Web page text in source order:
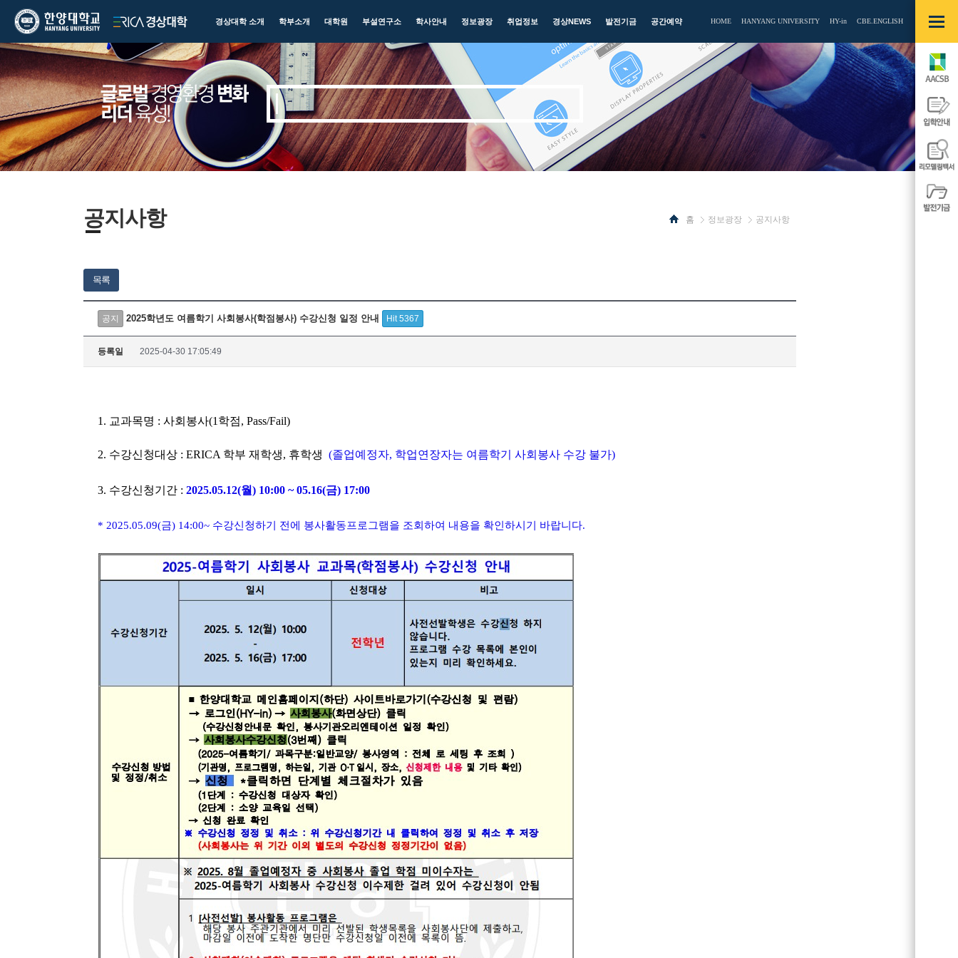
한양대학교
한양대학교
ERICA
경상대학
경상대학 소개 학부소개 대학원 부설연구소 학사안내 정보광장 취업정보 경상NEWS 발전기금 공간예약 HOME HANYANG UNIVERSITY HY-in CBE.ENGLISH
공지사항 홈 정보광장
사이드
공지사항
사이드
목록
공지 2025학년도 여름학기 사회봉사(학점봉사) 수강신청 일정 안내 Hit 5367
등록일 2025-04-30 17:05:49
1. 교과목명 : 사회봉사(1학점, Pass/Fail)
2. 수강신청대상 : ERICA 학부 재학생, 휴학생 (졸업예정자, 학업연장자는 여름학기 사회봉사 수강 불가)
3. 수강신청기간 : 2025.05.12(월) 10:00 ~ 05.16(금) 17:00
* 2025.05.09(금) 14:00~ 수강신청하기 전에 봉사활동프로그램을 조회하여 내용을 확인하시기 바랍니다.
열기/
AACSB
입학안내
리모델링백
발전기금